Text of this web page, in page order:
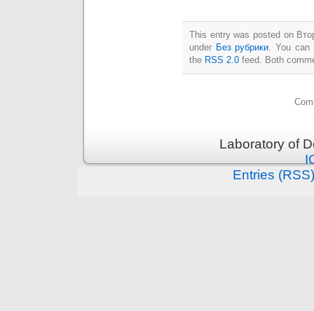
This entry was posted on
under Без рубрики . You
the RSS 2.0 feed. Both
Laboratory of
Entries (RSS)